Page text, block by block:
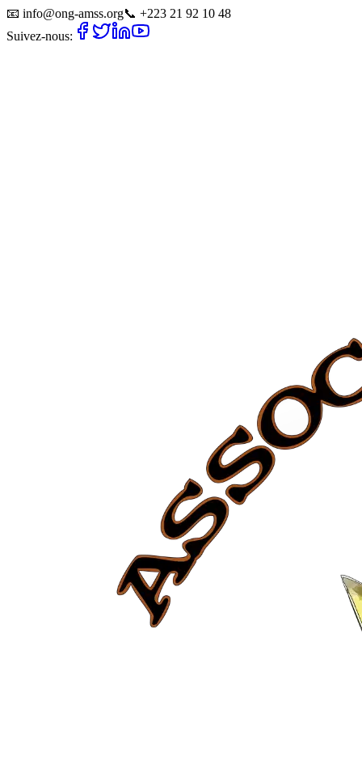
📧 info@ong-amss.org📞 +223 21 92 10 48
Suivez-nous: